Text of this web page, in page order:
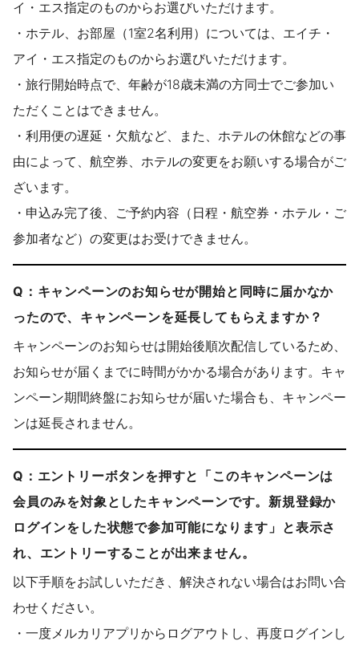
イ・エス指定のものからお選びいただけます。
・ホテル、お部屋（1室2名利用）については、エイチ・
アイ・エス指定のものからお選びいただけます。
・旅行開始時点で、年齢が18歳未満の方同士でご参加い
ただくことはできません。
・利用便の遅延・欠航など、また、ホテルの休館などの事
由によって、航空券、ホテルの変更をお願いする場合がご
ざいます。
・申込み完了後、ご予約内容（日程・航空券・ホテル・ご
参加者など）の変更はお受けできません。
Q：キャンペーンのお知らせが開始と同時に届かなか
ったので、キャンペーンを延長してもらえますか？
キャンペーンのお知らせは開始後順次配信しているため、
お知らせが届くまでに時間がかかる場合があります。キャ
ンペーン期間終盤にお知らせが届いた場合も、キャンペー
ンは延長されません。
Q：エントリーボタンを押すと「このキャンペーンは
会員のみを対象としたキャンペーンです。新規登録か
ログインをした状態で参加可能になります」と表示さ
れ、エントリーすることが出来ません。
以下手順をお試しいただき、解決されない場合はお問い合
わせください。
・一度メルカリアプリからログアウトし、再度ログインし